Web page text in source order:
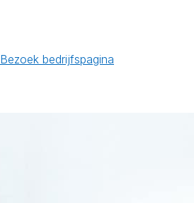
Bezoek bedrijfspagina